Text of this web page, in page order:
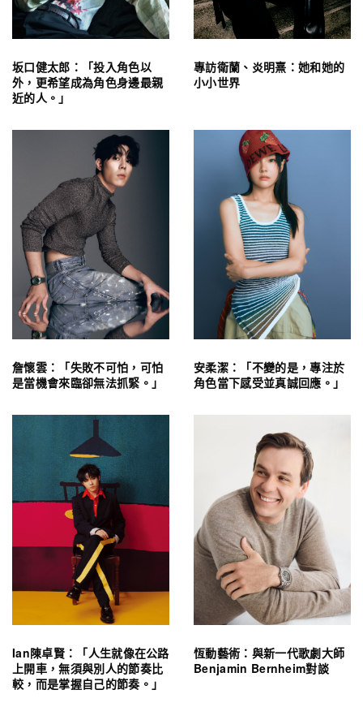
坂口健太郎：「投入角色以
外，更希望成為角色身邊最親
近的人。」
專訪衛蘭、炎明熹：她和她的
小小世界
詹懷雲：「失敗不可怕，可怕
是當機會來臨卻無法抓緊。」
安柔潔：「不變的是，專注於
角色當下感受並真誠回應。」
Ian陳卓賢：「人生就像在公路
上開車，無須與別人的節奏比
較，而是掌握自己的節奏。」
恆動藝術：與新一代歌劇大師
Benjamin Bernheim對談